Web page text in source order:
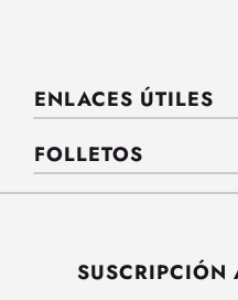
ENLACES ÚTILES
FOLLETOS
SUSCRIPCIÓN